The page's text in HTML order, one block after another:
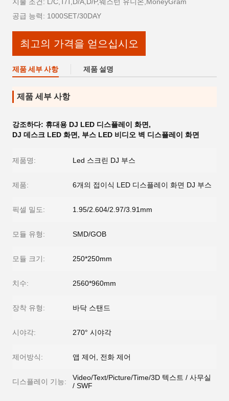
공급 능력: 1000SET/30DAY
최고의 가격을 얻으십시오
제품 세부 사항 제품 설명
제품 세부 사항
강조하다: 휴대용 DJ LED 디스플레이 화면 ,
DJ 데스크 LED 화면 , 부스 LED 비디오 벽 디스플레이 화면
제품명: Led 스크린 DJ 부스
제품: 6개의 접이식 LED 디스플레이 화면 DJ 부스
픽셀 밀도: 1.95/2.604/2.97/3.91mm
모듈 유형: SMD/GOB
모듈 크기: 250*250mm
치수: 2560*960mm
장착 유형: 바닥 스탠드
시야각: 270° 시야각
제어방식: 앱 제어, 전화 제어
디스플레이 기능:
Video/Text/Picture/Time/3D 텍스트 / 사무실
/ SWF